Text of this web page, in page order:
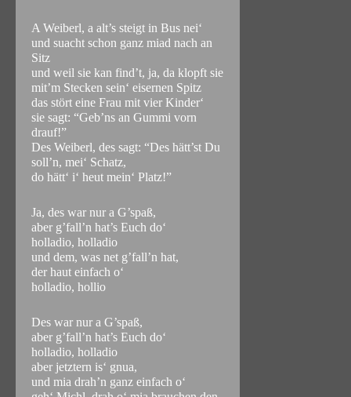
A Weiberl, a alt’s steigt in Bus nei‘
und suacht schon ganz miad nach an
Sitz
und weil sie kan find’t, ja, da klopft sie
mit’m Stecken sein‘ eisernen Spitz
das stört eine Frau mit vier Kinder‘
sie sagt: “Geb’ns an Gummi vorn
drauf!”
Des Weiberl, des sagt: “Des hätt’st Du
soll’n, mei‘ Schatz,
do hätt‘ i‘ heut mein‘ Platz!”
Ja, des war nur a G’spaß,
aber g’fall’n hat’s Euch do‘
holladio, holladio
und dem, was net g’fall’n hat,
der haut einfach o‘
holladio, hollio
Des war nur a G’spaß,
aber g’fall’n hat’s Euch do‘
holladio, holladio
aber jetztern is‘ gnua,
und mia drah’n ganz einfach o‘